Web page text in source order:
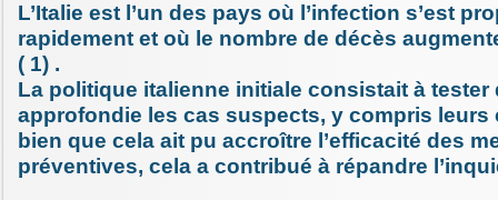
L’Italie est l’un des pays où l’infection s’est
rapidement et où le nombre de décès
( 1) .
La politique italienne initiale consistait à tester
approfondie les cas suspects, y compris leurs
bien que cela ait pu accroître l’efficacité des
préventives, cela a contribué à répandre